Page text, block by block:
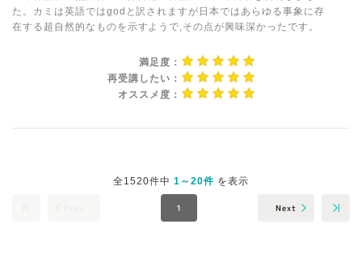
た。カミは英語ではgodと訳されますが日本ではあらゆる事象に存
在する超自然的なものを示すようで,その点が興味深かったです。
満足度：
再受講したい：
オススメ度：
全1520件中1～20件を表示
1 Next